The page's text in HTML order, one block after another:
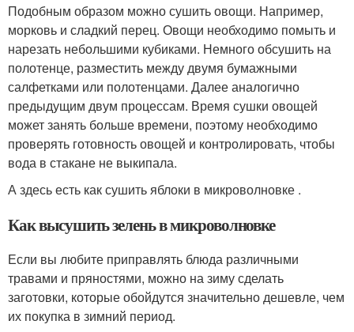
Подобным образом можно сушить овощи. Например,
морковь и сладкий перец. Овощи необходимо помыть и
нарезать небольшими кубиками. Немного обсушить на
полотенце, разместить между двумя бумажными
салфетками или полотенцами. Далее аналогично
предыдущим двум процессам. Время сушки овощей
может занять больше времени, поэтому необходимо
проверять готовность овощей и контролировать, чтобы
вода в стакане не выкипала.
А здесь есть как сушить яблоки в микроволновке .
Как высушить зелень в микроволновке
Если вы любите приправлять блюда различными
травами и пряностями, можно на зиму сделать
заготовки, которые обойдутся значительно дешевле, чем
их покупка в зимний период.